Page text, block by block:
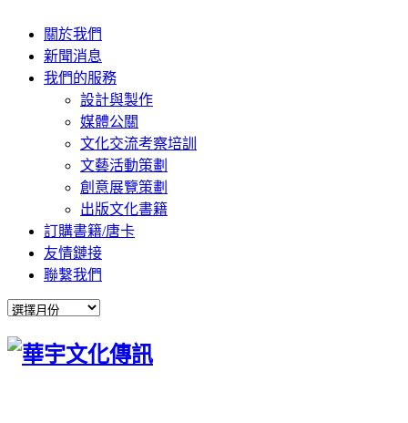
關於我們
新聞消息
我們的服務
設計與製作
媒體公關
文化交流考察培訓
文藝活動策劃
創意展覽策劃
出版文化書籍
訂購書籍/唐卡
友情鏈接
聯繫我們